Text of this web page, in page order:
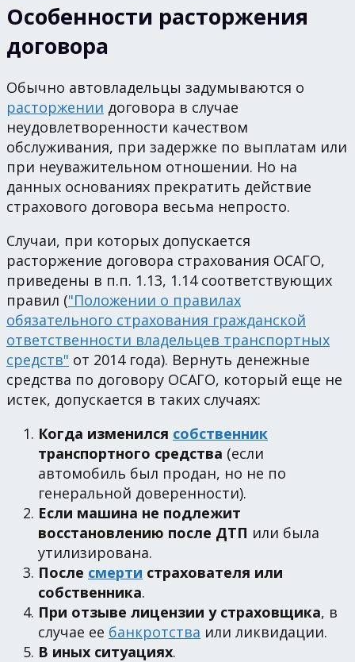
Особенности расторжения
договора
Обычно автовладельцы задумываются о
расторжении договора в случае
неудовлетворенности качеством
обслуживания, при задержке по выплатам или
при неуважительном отношении. Но на
данных основаниях прекратить действие
страхового договора весьма непросто.
Случаи, при которых допускается
расторжение договора страхования ОСАГО,
приведены в п.п. 1.13, 1.14 соответствующих
правил ("Положении о правилах
обязательного страхования гражданской
ответственности владельцев транспортных
средств" от 2014 года). Вернуть денежные
средства по договору ОСАГО, который еще не
истек, допускается в таких случаях:
Когда изменился собственник
транспортного средства (если
автомобиль был продан, но не по
генеральной доверенности).
Если машина не подлежит
восстановлению после ДТП или была
утилизирована.
После смерти страхователя или
собственника.
При отзыве лицензии у страховщика, в
случае ее банкротства или ликвидации.
В иных ситуациях.